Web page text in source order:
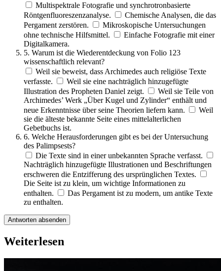
Multispektrale Fotografie und synchrotronbasierte
Röntgenfluoreszenzanalyse.
Chemische Analysen, die das
Pergament zerstören.
Mikroskopische Untersuchungen
ohne technische Hilfsmittel.
Einfache Fotografie mit einer
Digitalkamera.
5. Warum ist die Wiederentdeckung von Folio 123
wissenschaftlich relevant?
Weil sie beweist, dass Archimedes auch religiöse Texte
verfasste.
Weil sie eine nachträglich hinzugefügte
Illustration des Propheten Daniel zeigt.
Weil sie Teile von
Archimedes’ Werk „Über Kugel und Zylinder“ enthält und
neue Erkenntnisse über seine Theorien liefern kann.
Weil
sie die älteste bekannte Seite eines mittelalterlichen
Gebetbuchs ist.
6. Welche Herausforderungen gibt es bei der Untersuchung
des Palimpsests?
Die Texte sind in einer unbekannten Sprache verfasst.
Nachträglich hinzugefügte Illustrationen und Beschriftungen
erschweren die Entzifferung des ursprünglichen Textes.
Die Seite ist zu klein, um wichtige Informationen zu
enthalten.
Das Pergament ist zu modern, um antike Texte
zu enthalten.
Antworten absenden
Weiterlesen